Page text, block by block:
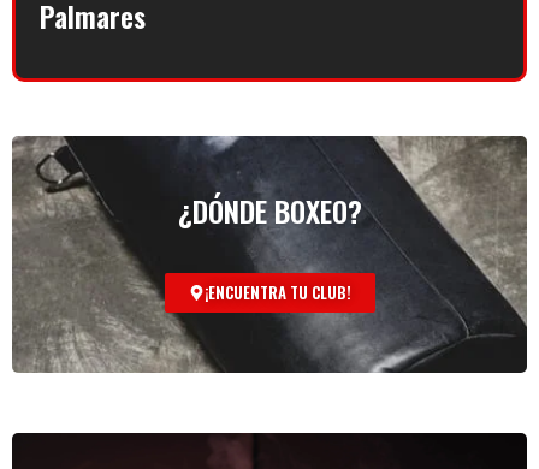
Palmares
¿DÓNDE BOXEO?
¡ENCUENTRA TU CLUB!